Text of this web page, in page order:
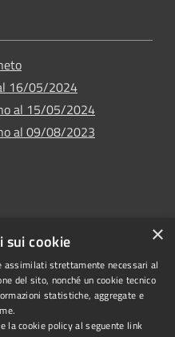
16/05/2024
al 15/05/2024
al 09/08/2023
Copyright © 2024
•Comune di Vigo di
×
sui cookie
assimilati strettamente necessari al
del sito, nonché un cookie tecnico
statistiche, aggregate e
la cookie policy al seguente link